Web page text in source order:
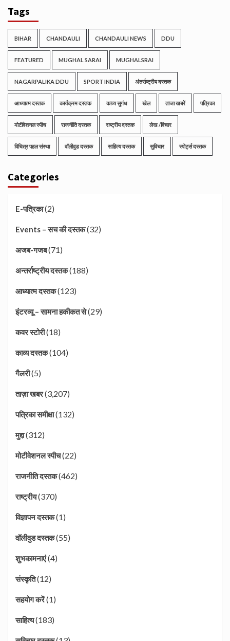
Tags
BIHAR CHANDAULI CHANDAULI NEWS DDU
FEATURED MUGHAL SARAI MUGHALSRAI
NAGARPALIKA DDU SPORT INDIA अंतर्राष्ट्रीय दस्तक
आध्यात्म दस्तक कार्यक्रम दस्तक काव्य सुगंध खेल ताजा खबरें पत्रिका
मोटीवेशनल स्पीच राजनीति दस्तक राष्ट्रीय दस्तक लेख /विचार
विचित्र पहल संस्था वॉलीवुड दस्तक साहित्य दस्तक सुविचार स्पोर्ट्स दस्तक
Categories
E-पत्रिका(2)
Events – सच की दस्तक(32)
अजब-गजब(71)
अन्तर्राष्ट्रीय दस्तक(188)
आध्यात्म दस्तक(123)
इंटरव्यू – सामना हकीकत से(29)
कवर स्टोरी(18)
काव्य दस्तक(104)
गैलरी(5)
ताज़ा खबर(3,207)
पत्रिका समीक्षा(132)
मुद्दा(312)
मोटीवेशनल स्पीच(22)
राजनीति दस्तक(462)
राष्ट्रीय(370)
विज्ञापन दस्तक(1)
वॉलीवुड दस्तक(55)
शुभकामनाएं(4)
संस्कृति(12)
सहयोग करें(1)
साहित्य(183)